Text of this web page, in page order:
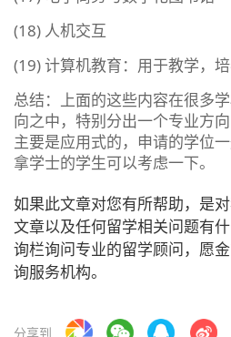
(18) 人机交互
(19) 计算机教育：用于教学，培
总结：上面的这些内容在很多
向之中，特别分出一个专业方
主要是应用式的，申请的学位
拿学士的学生可以考虑一下。
如果此文章对您有所帮助，是
文章以及任何留学相关问题有
询栏询问专业的留学顾问，愿
询服务机构。
分享到